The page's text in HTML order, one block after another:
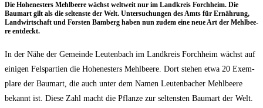
Die Hohe­nes­ters Mehl­bee­re wächst welt­weit nur im Land­kreis Forch­heim. Die
Baum­art gilt als die sel­tens­te der Welt. Unter­su­chun­gen des Amts für Ernäh­rung,
Land­wirt­schaft und Fors­ten Bam­berg haben nun zudem eine neue Art der Mehl­bee­
re entdeckt.
In der Nähe der Gemein­de Leu­ten­bach im Land­kreis Forch­heim wächst auf
eini­gen Fels­par­tien die Hohe­nes­ters Mehl­bee­re. Dort ste­hen etwa 20 Exem­
pla­re der Baum­art, die auch unter dem Namen Leu­ten­ba­cher Mehl­bee­re
bekannt ist. Die­se Zahl macht die Pflan­ze zur sel­tens­ten Baum­art der Welt.